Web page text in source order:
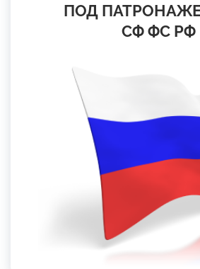
ПОД
СФ ФС РФ